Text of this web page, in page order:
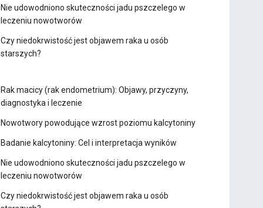
Nie udowodniono skuteczności jadu pszczelego w
leczeniu nowotworów
Czy niedokrwistość jest objawem raka u osób
starszych?
Rak macicy (rak endometrium): Objawy, przyczyny,
diagnostyka i leczenie
Nowotwory powodujące wzrost poziomu kalcytoniny
Badanie kalcytoniny: Cel i interpretacja wyników
Nie udowodniono skuteczności jadu pszczelego w
leczeniu nowotworów
Czy niedokrwistość jest objawem raka u osób